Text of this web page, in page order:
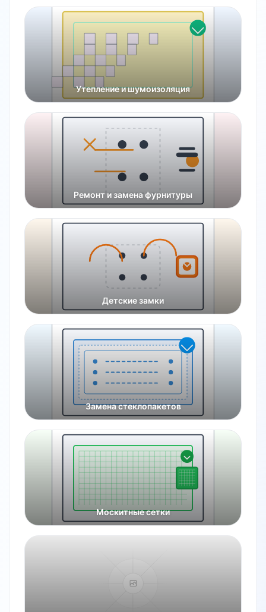
Утепление и шумоизоляция
Ремонт и замена фурнитуры
Детские замки
Замена стеклопакетов
Москитные сетки